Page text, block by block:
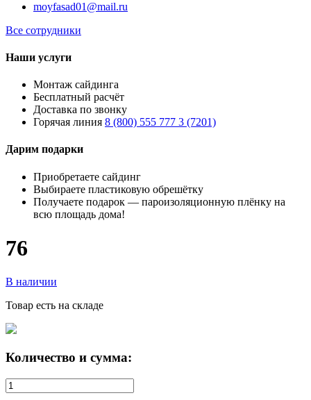
moyfasad01@mail.ru
Все сотрудники
Наши услуги
Монтаж сайдинга
Бесплатный расчёт
Доставка по звонку
Горячая линия 8 (800) 555 777 3 (7201)
Дарим подарки
Приобретаете сайдинг
Выбираете пластиковую обрешётку
Получаете подарок — пароизоляционную плёнку на
всю площадь дома!
76
В наличии
Товар есть на складе
Количество и сумма: